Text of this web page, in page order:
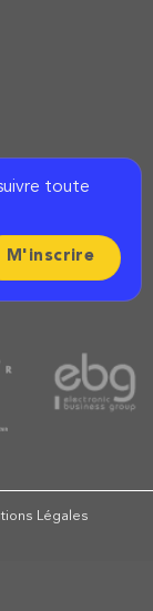
toute
Légales